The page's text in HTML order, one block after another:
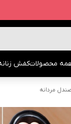
محصولاتکفش
مردانه